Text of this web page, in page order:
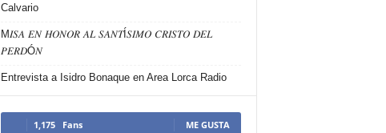
Calvario
M𝐼𝑆𝐴 𝐸𝑁 𝐻𝑂𝑁𝑂𝑅 𝐴𝐿 𝑆𝐴𝑁𝑇Í𝑆𝐼𝑀𝑂 𝐶𝑅𝐼𝑆𝑇𝑂 𝐷𝐸𝐿
𝑃𝐸𝑅𝐷Ó𝑁
Entrevista a Isidro Bonaque en Area Lorca Radio
1,175 Fans ME GUSTA